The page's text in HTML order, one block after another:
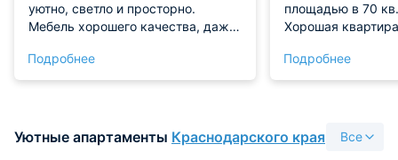
уютно, светло и просторно.
Мебель хорошего качества, даже
зацепок и прочих дефектов.
Санузел просторный, но
позволяло готовить без
ограничений. Виды очень
Подробнее
площадью в 70
Хорошая
хорошей зоной
апартаментах
также
места в хорошем
Подробнее
Уютные апартаменты Краснодарского края Все